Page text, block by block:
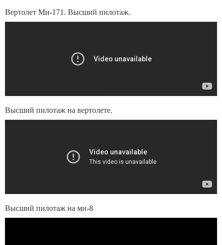
Вертолет Ми-171. Высший пилотаж.
Высший пилотаж на вертолете.
Высший пилотаж на ми-8